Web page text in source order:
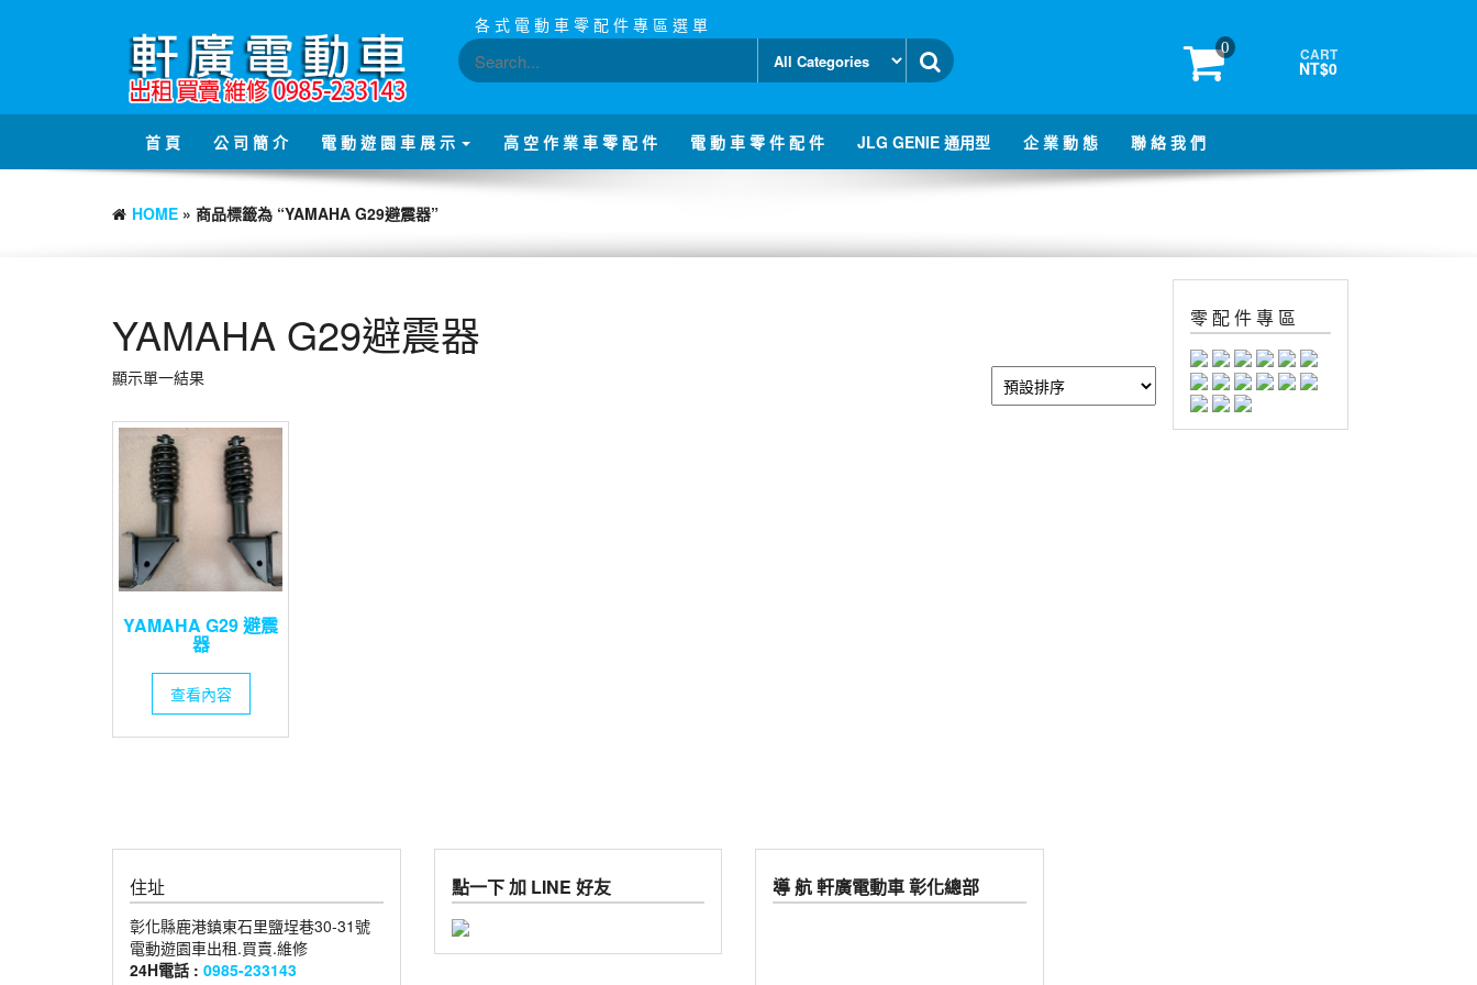
各 式 電 動 車 零 配 件 專 區 選 單
0 CART
NT$0
首 頁 公 司 簡 介 電 動 遊 園 車 展 示 高 空 作 業 車 零 配 件 電 動 車 零 件 配 件 JLG GENIE 通用型 企 業 動 態 聯 絡 我 們
HOME » 商品標籤為 “YAMAHA G29避震器”
YAMAHA G29避震器
顯示單一結果
YAMAHA G29 避震
器
查看內容
零 配 件 專 區
住址
彰化縣鹿港鎮東石里鹽埕巷30-31號
電動遊園車出租.買賣.維修
24H電話 : 0985-233143
點一下 加 LINE 好友 導 航 軒廣電動車 彰化總部